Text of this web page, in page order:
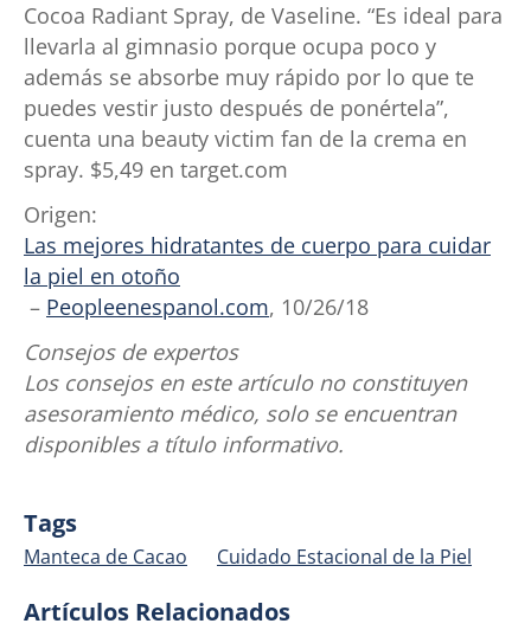
Cocoa Radiant Spray, de Vaseline. “Es ideal para
llevarla al gimnasio porque ocupa poco y
además se absorbe muy rápido por lo que te
puedes vestir justo después de ponértela”,
cuenta una beauty victim fan de la crema en
spray. $5,49 en target.com
Origen:
Las mejores hidratantes de cuerpo para cuidar
la piel en otoño
– Peopleenespanol.com, 10/26/18
Consejos de expertos
Los consejos en este artículo no constituyen
asesoramiento médico, solo se encuentran
disponibles a título informativo.
Tags
Manteca de Cacao Cuidado Estacional de la Piel
Artículos Relacionados